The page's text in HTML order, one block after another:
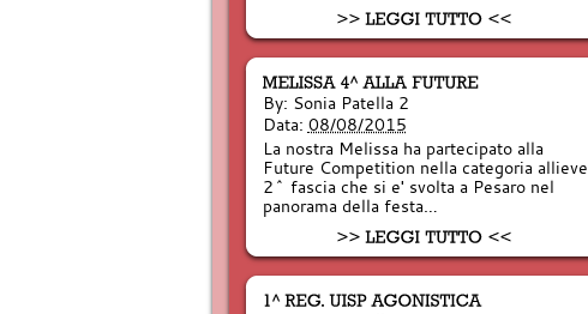
By: Sonia Patella 2
Data: 08/08/2015
La nostra Melissa ha partecipato alla
Future Competition nella categoria allieve
2^ fascia che si e' svolta a Pesaro nel
panorama della festa…